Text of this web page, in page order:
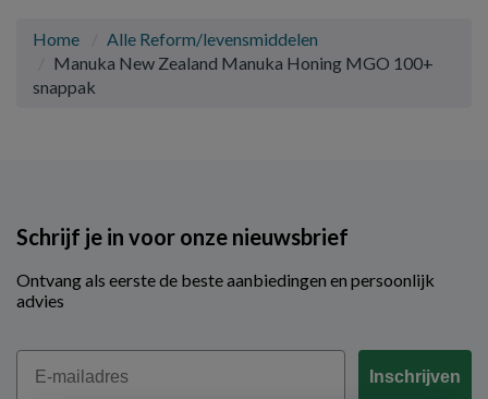
Home
Alle Reform/levensmiddelen
Manuka New Zealand Manuka Honing MGO 100+
snappak
Schrijf je in voor onze nieuwsbrief
Ontvang als eerste de beste aanbiedingen en persoonlijk
advies
Email
Inschrijven